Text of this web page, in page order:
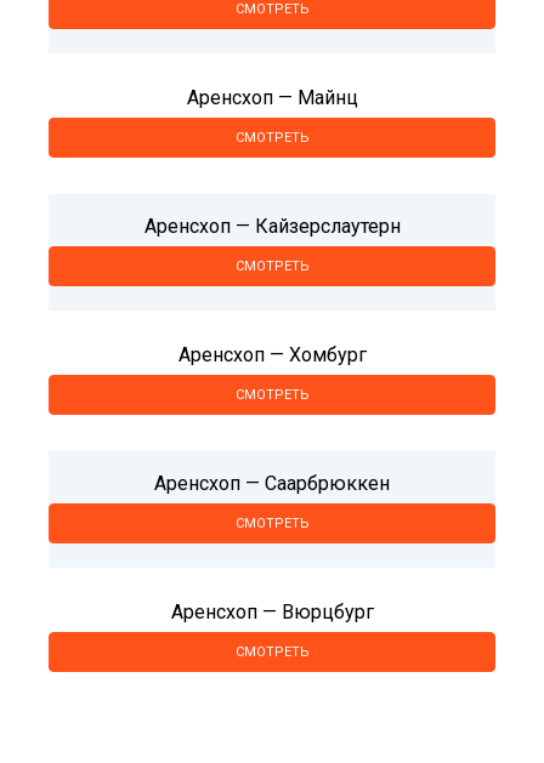
СМОТРЕТЬ
Аренсхоп — Майнц
СМОТРЕТЬ
Аренсхоп — Кайзерслаутерн
СМОТРЕТЬ
Аренсхоп — Хомбург
СМОТРЕТЬ
Аренсхоп — Саарбрюккен
СМОТРЕТЬ
Аренсхоп — Вюрцбург
СМОТРЕТЬ